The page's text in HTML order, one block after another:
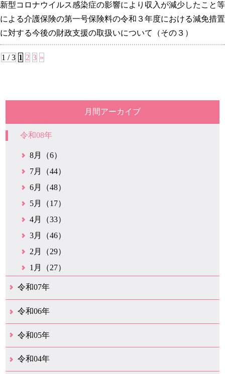
新型コロナウイルス感染症の影響により収入が減少したこと等
による介護保険の第一号保険料の令和３年度における減免措置
に対する今後の財政支援の取扱いについて（その３）
1 / 3 1 2 3 »
月間アーカイブ
令和08年
8月（6）
7月（44）
6月（48）
5月（17）
4月（33）
3月（46）
2月（29）
1月（27）
令和07年
12月（51）
11月（42）
10月（35）
9月（35）
8月（26）
7月（25）
6月（37）
5月（26）
4月（35）
3月（33）
2月（35）
1月（24）
令和06年
12月（45）
11月（37）
10月（31）
9月（29）
8月（35）
7月（29）
6月（33）
5月（31）
4月（46）
3月（52）
2月（21）
1月（72）
令和05年
12月（37）
11月（31）
10月（30）
9月（30）
8月（26）
7月（29）
6月（19）
5月（27）
4月（28）
3月（39）
2月（21）
1月（23）
令和04年